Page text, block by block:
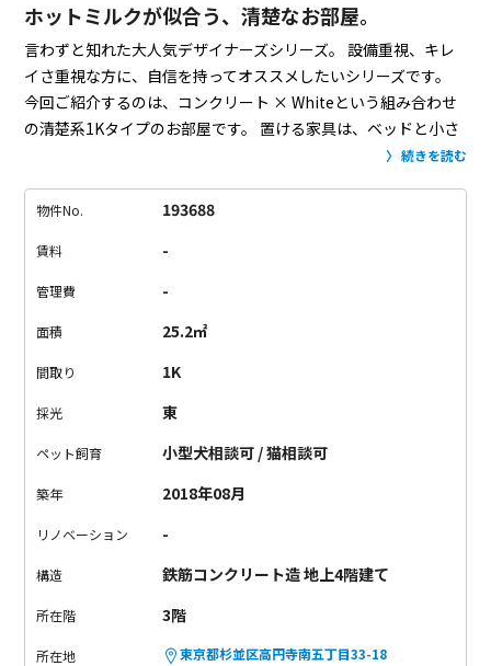
ホットミルクが似合う、清楚なお部屋。
言わずと知れた大人気デザイナーズシリーズ。 設備重視、キレ
イさ重視な方に、自信を持ってオススメしたいシリーズです。
今回ご紹介するのは、コンクリート × Whiteという組み合わせ
の清楚系1Kタイプのお部屋です。
置ける家具は、ベッドと小さ
めのテーブル、テレビ台ぐらいかな？という広さですが、真っ
非オススメしたい、飲食店の多い街、高円寺。
楚系美女のようなこのお部屋なら、眠る前も、朝起きてから
も、爽やかな時間を過ごすことができそうです。
ホットミルクがよく似合う。
続きを読む
物件No. 193688
賃料 -
管理費 -
面積 25.2㎡
間取り 1K
採光 東
ペット飼育 小型犬相談可 / 猫相談可
築年 2018年08月
リノベーション -
構造 鉄筋コンクリート造 地上4階建て
所在階 3階
所在地 東京都杉並区高円寺南五丁目33-18